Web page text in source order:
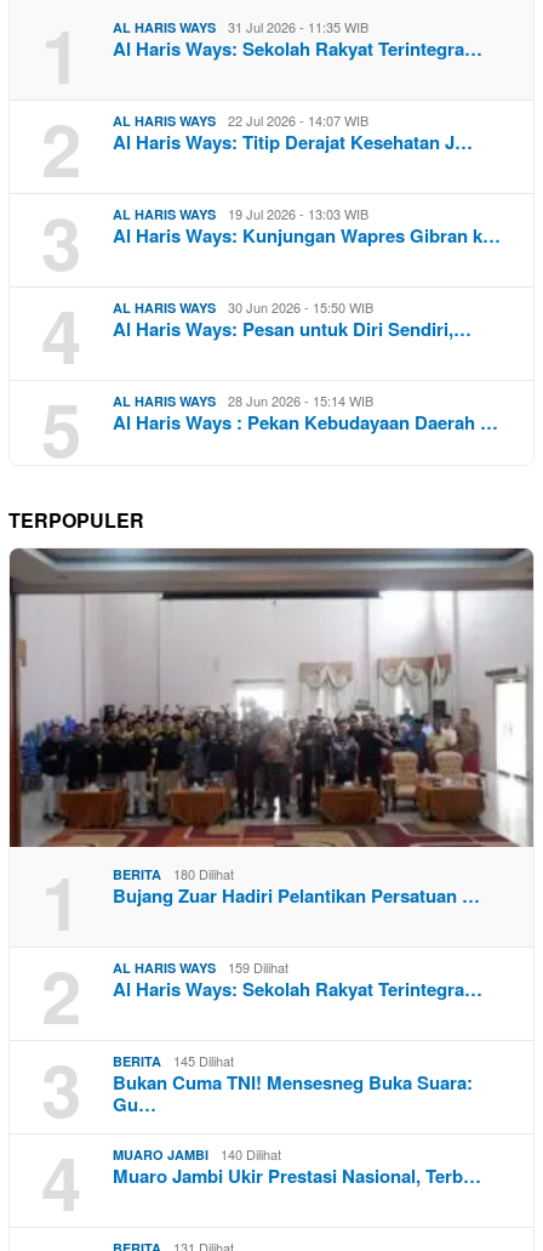
1 AL HARIS WAYS 31 Jul 2026 - 11:35 WIB
Al Haris Ways: Sekolah Rakyat Terintegra…
2 AL HARIS WAYS 22 Jul 2026 - 14:07 WIB
Al Haris Ways: Titip Derajat Kesehatan J…
3 AL HARIS WAYS 19 Jul 2026 - 13:03 WIB
Al Haris Ways: Kunjungan Wapres Gibran k…
4 AL HARIS WAYS 30 Jun 2026 - 15:50 WIB
Al Haris Ways: Pesan untuk Diri Sendiri,…
5 AL HARIS WAYS 28 Jun 2026 - 15:14 WIB
Al Haris Ways : Pekan Kebudayaan Daerah …
TERPOPULER
1 BERITA 180 Dilihat
Bujang Zuar Hadiri Pelantikan Persatuan …
2 AL HARIS WAYS 159 Dilihat
Al Haris Ways: Sekolah Rakyat Terintegra…
3 BERITA 145 Dilihat
Bukan Cuma TNI! Mensesneg Buka Suara:
Gu…
4 MUARO JAMBI 140 Dilihat
Muaro Jambi Ukir Prestasi Nasional, Terb…